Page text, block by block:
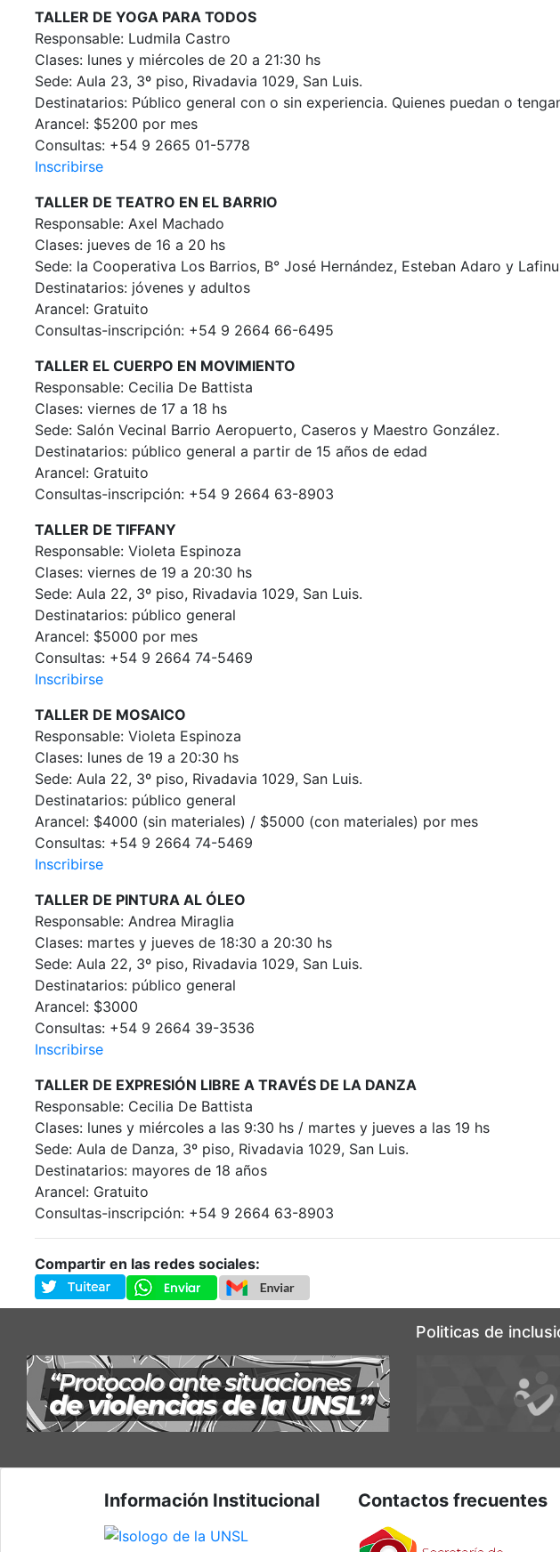
TALLER DE YOGA PARA TODOS
Responsable: Ludmila Castro
Clases: lunes y miércoles de 20 a 21:30 hs
Sede: Aula 23, 3º piso, Rivadavia 1029, San Luis.
Destinatarios: Público general con o sin experiencia. Quienes puedan o
Arancel: $5200 por mes
Consultas: +54 9 2665 01-5778
Inscribirse
TALLER DE TEATRO EN EL BARRIO
Responsable: Axel Machado
Clases: jueves de 16 a 20 hs
Sede: la Cooperativa Los Barrios, B° José Hernández, Esteban Adaro y
Destinatarios: jóvenes y adultos
Arancel: Gratuito
Consultas-inscripción: +54 9 2664 66-6495
TALLER EL CUERPO EN MOVIMIENTO
Responsable: Cecilia De Battista
Clases: viernes de 17 a 18 hs
Sede: Salón Vecinal Barrio Aeropuerto, Caseros y Maestro González.
Destinatarios: público general a partir de 15 años de edad
Arancel: Gratuito
Consultas-inscripción: +54 9 2664 63-8903
TALLER DE TIFFANY
Responsable: Violeta Espinoza
Clases: viernes de 19 a 20:30 hs
Sede: Aula 22, 3º piso, Rivadavia 1029, San Luis.
Destinatarios: público general
Arancel: $5000 por mes
Consultas: +54 9 2664 74-5469
Inscribirse
TALLER DE MOSAICO
Responsable: Violeta Espinoza
Clases: lunes de 19 a 20:30 hs
Sede: Aula 22, 3º piso, Rivadavia 1029, San Luis.
Destinatarios: público general
Arancel: $4000 (sin materiales) / $5000 (con materiales) por mes
Consultas: +54 9 2664 74-5469
Inscribirse
TALLER DE PINTURA AL ÓLEO
Responsable: Andrea Miraglia
Clases: martes y jueves de 18:30 a 20:30 hs
Sede: Aula 22, 3º piso, Rivadavia 1029, San Luis.
Destinatarios: público general
Arancel: $3000
Consultas: +54 9 2664 39-3536
Inscribirse
TALLER DE EXPRESIÓN LIBRE A TRAVÉS DE LA DANZA
Responsable: Cecilia De Battista
Clases: lunes y miércoles a las 9:30 hs / martes y jueves a las 19 hs
Sede: Aula de Danza, 3º piso, Rivadavia 1029, San Luis.
Destinatarios: mayores de 18 años
Arancel: Gratuito
Consultas-inscripción: +54 9 2664 63-8903
Compartir en las redes sociales:
Politicas de
Información Institucional Contactos frecuentes